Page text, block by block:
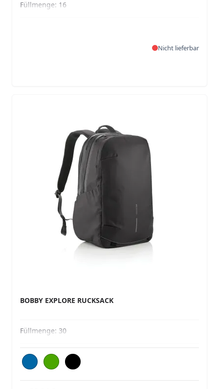
Füllmenge: 16
Nicht lieferbar
BOBBY EXPLORE RUCKSACK
Füllmenge: 30